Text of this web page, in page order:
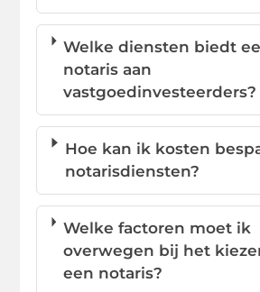
Welke diensten biedt
notaris aan
vastgoedinvesteerders?
Hoe kan ik kosten
notarisdiensten?
Welke factoren moet ik
overwegen bij het
een notaris?